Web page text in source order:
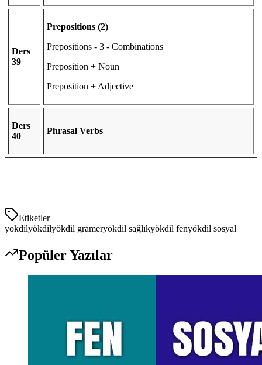
Ders
39
Prepositions (2)
Prepositions - 3 - Combinations
Preposition + Noun
Preposition + Adjective
Ders
40
Phrasal Verbs
Etiketler
yokdilyökdilyökdil grameryökdil sağlıkyökdil fenyökdil sosyal
Popüler Yazılar